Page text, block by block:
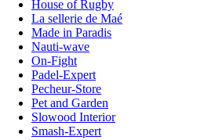
House of Rugby
La sellerie de Maé
Made in Paradis
Nauti-wave
On-Fight
Padel-Expert
Pecheur-Store
Pet and Garden
Slowood Interior
Smash-Expert